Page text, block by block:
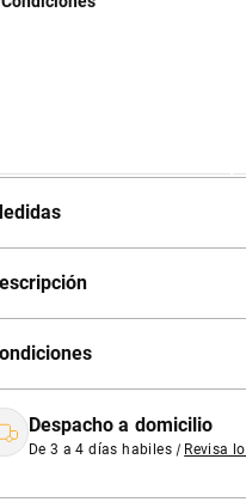
Despacho a domicilio
De 3 a 4 días habiles | Revisa